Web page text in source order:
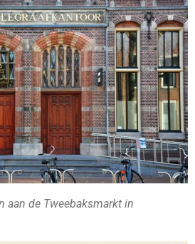
aan de Tweebaksmarkt in